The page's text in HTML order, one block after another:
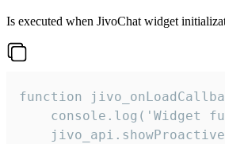
Is executed when JivoChat widget
function
console.log('Widget